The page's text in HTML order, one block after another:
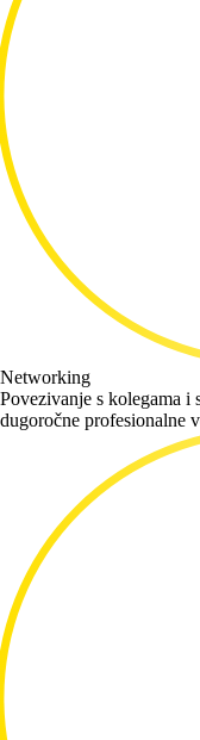
Networking
Povezivanje s kolegama i
dugoročne profesionalne